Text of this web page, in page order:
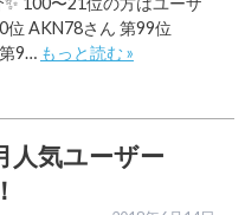
位 AKN78さん 第99位
9… もっと読む »
人気ユーザー